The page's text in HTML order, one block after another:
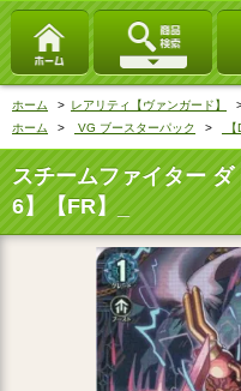
ホーム > レアリティ【ヴァンガード】
ホーム
> VG ブースターパック >
スチームファイター
6】【FR】_